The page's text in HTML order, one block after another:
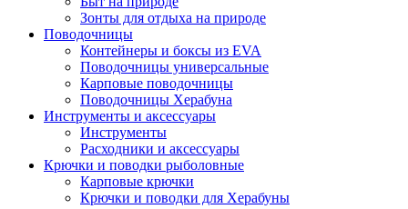
Зонты для отдыха на природе
Поводочницы
Контейнеры и боксы из EVA
Поводочницы универсальные
Карповые поводочницы
Поводочницы Херабуна
Инструменты и аксессуары
Инструменты
Расходники и аксессуары
Крючки и поводки рыболовные
Карповые крючки
Крючки и поводки для Херабуны